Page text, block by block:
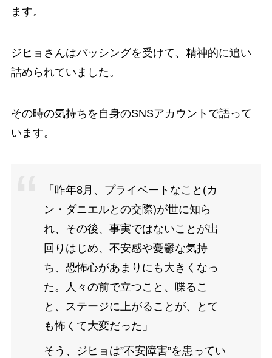
ます。
ジヒョさんはバッシングを受けて、精神的に追い
詰められていました。
その時の気持ちを自身のSNSアカウントで語って
います。
「昨年8月、プライベートなこと(カ
ン・ダニエルとの交際)が世に知ら
れ、その後、事実ではないことが出
回りはじめ、不安感や憂鬱な気持
ち、恐怖心があまりにも大きくなっ
た。人々の前で立つこと、喋るこ
と、ステージに上がることが、とて
も怖くて大変だった」
そう、ジヒョは”不安障害”を患ってい